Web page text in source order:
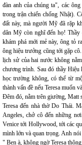
đàn anh của chúng ta", các
trong trận chiến chống Nhật).
đất này, mà người Mỹ đã rặp
dân Mỹ còn nghĩ đến họ! Thầy
khám phá mới mẻ này, ông tỏ
ông hiệu trưởng cũng tới gặp
lịch sử của hai nước không
chương trình. Sau đó thầy Hiệu
học trường không, có thể từ
thành vấn đề nếu Teresa muốn
Đêm đó, nằm trên giường, Matt
Teresa đến nhà thờ Do Thái.
Angeles, chở cô đến những
Venice tới Hollywood, tới các
mình lớn và quan trọng. Anh
" Ben à, không ngờ Teresa